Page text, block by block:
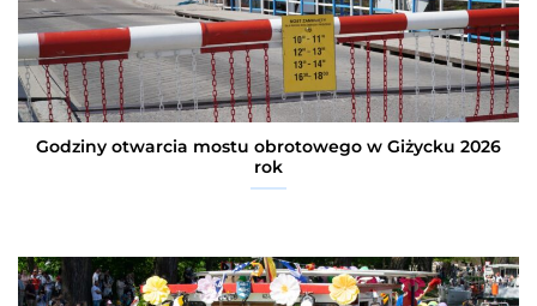
Godziny otwarcia mostu obrotowego w Giżycku 2026
rok